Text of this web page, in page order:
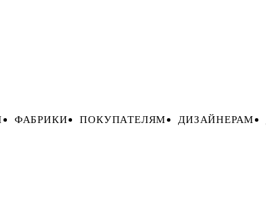
ФАБРИКИ ПОКУПАТЕЛЯМ ДИЗАЙНЕРАМ